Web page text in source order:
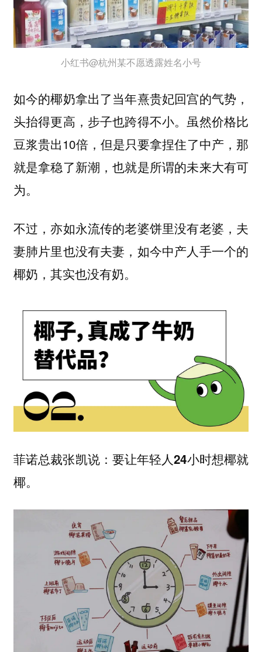
小红书@杭州某不愿透露姓名小号
如今的椰奶拿出了当年熹贵妃回宫的气势，
头抬得更高，步子也跨得不小。虽然价格比
豆浆贵出10倍，但是只要拿捏住了中产，那
就是拿稳了新潮，也就是所谓的未来大有可
为。
不过，亦如永流传的老婆饼里没有老婆，夫
妻肺片里也没有夫妻， 如今中产人手一个的
椰奶，其实也没有奶。
菲诺总裁张凯说： 要让年轻人24小时想椰就
椰。